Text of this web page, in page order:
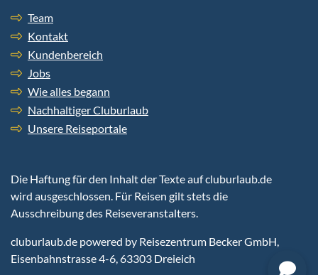
Team
Kontakt
Kundenbereich
Jobs
Wie alles begann
Nachhaltiger Cluburlaub
Unsere Reiseportale
Die Haftung für den Inhalt der Texte auf cluburlaub.de
wird ausgeschlossen. Für Reisen gilt stets die
Ausschreibung des Reiseveranstalters.
cluburlaub.de powered by Reisezentrum Becker GmbH,
Eisenbahnstrasse 4-6, 63303 Dreieich